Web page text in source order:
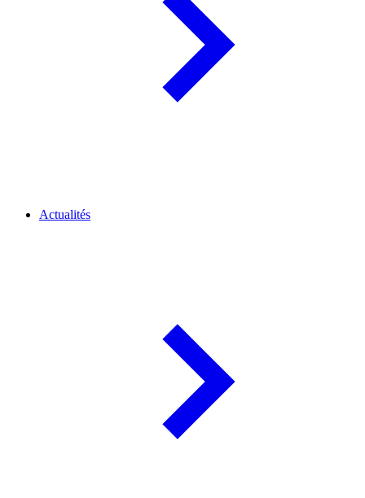
Actualités